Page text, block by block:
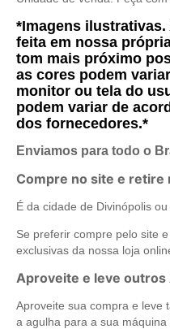
*Imagens ilustrativas.
feita em nossa
tom mais próximo
as cores podem
monitor ou tela do
podem variar de
dos fornecedores.*
Enviamos para todo o
Compre no site e retire
É da cidade de Divinópolis
Se preferir compre pelo site
exclusivas da nossa loja
Aproveite e leve outros
Aproveite sua compra e leve
a agulha para a sua